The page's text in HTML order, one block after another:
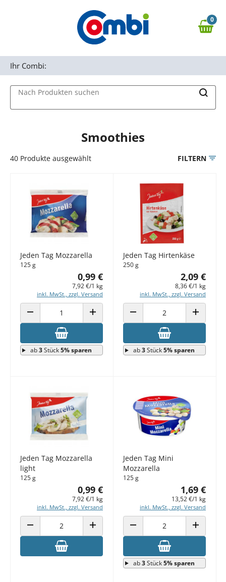
Zur Navigation springen
0,00 €
0
Nach Produkten suchen
Ihr Combi:
Smoothies
40 Produkte ausgewählt FILTERN
Jeden Tag Mozzarella
125 g
0,99 €
7,92 €/1 kg
inkl. MwSt., zzgl. Versand
ANZAHL VERRINGERN ANZAHL ERHÖHEN
ab3Stück5% sparen
Jeden Tag Hirtenkäse
250 g
2,09 €
8,36 €/1 kg
inkl. MwSt., zzgl. Versand
ANZAHL VERRINGERN ANZAHL
ab3Stück5% sparen
Jeden Tag Mozzarella
light
125 g
0,99 €
7,92 €/1 kg
inkl. MwSt., zzgl. Versand
ANZAHL VERRINGERN ANZAHL ERHÖHEN
Jeden Tag Mini
Mozzarella
125 g
1,69 €
13,52 €/1 kg
inkl. MwSt., zzgl. Versand
ANZAHL VERRINGERN ANZAHL
ab3Stück5% sparen